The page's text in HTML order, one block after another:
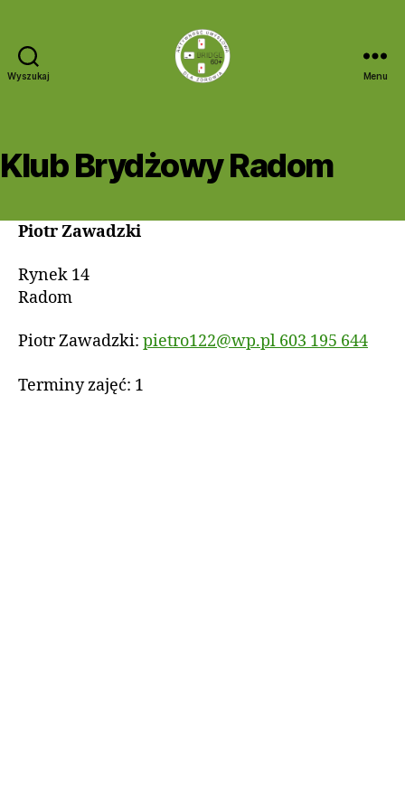
Wyszukaj Menu
Klub Brydżowy Radom
Piotr Zawadzki
Rynek 14
Radom
Piotr Zawadzki: pietro122@wp.pl 603 195 644
Terminy zajęć: 1